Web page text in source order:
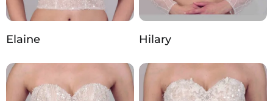
Elaine Hilary